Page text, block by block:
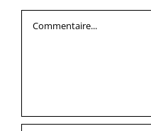
Commentaire